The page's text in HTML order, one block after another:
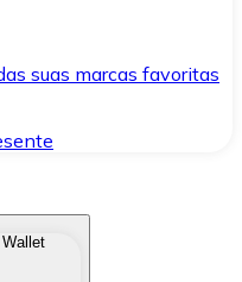
suas marcas favoritas